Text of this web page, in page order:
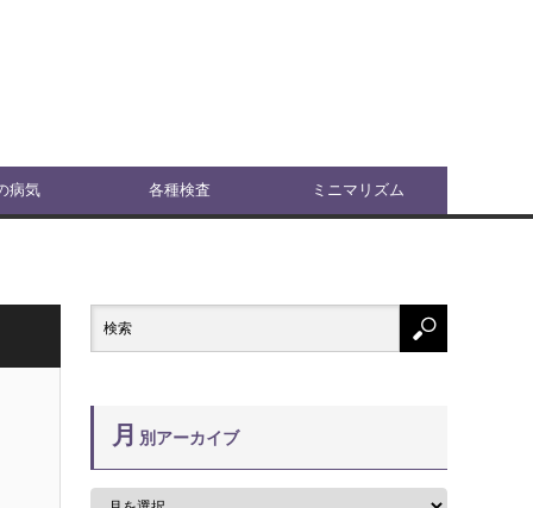
病気 各種検査 ミニマリズム
月 別アーカイブ